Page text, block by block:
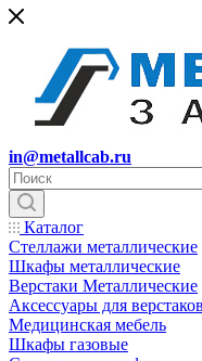
in@metallcab.ru
Каталог
Стеллажи металлические
Шкафы металлические
Верстаки Металлические
Аксессуары для верстаков
Медицинская мебель
Шкафы газовые